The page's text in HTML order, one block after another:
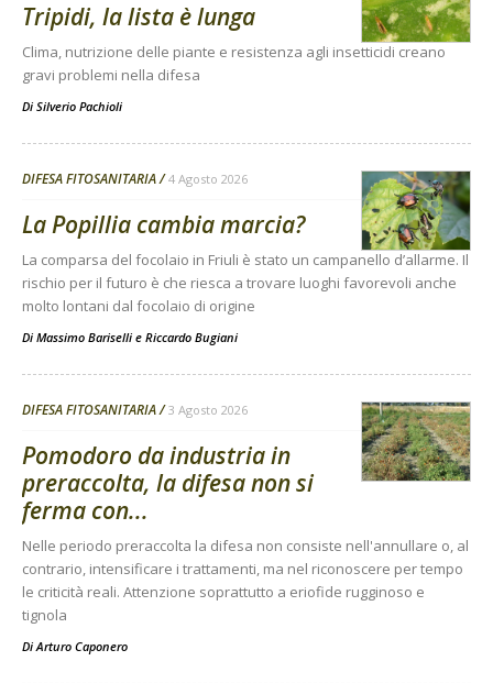
Tripidi, la lista è lunga
Clima, nutrizione delle piante e resistenza agli insetticidi creano
gravi problemi nella difesa
Di Silverio Pachioli
DIFESA FITOSANITARIA 4 Agosto 2026
La Popillia cambia marcia?
La comparsa del focolaio in Friuli è stato un campanello d’allarme. Il
rischio per il futuro è che riesca a trovare luoghi favorevoli anche
molto lontani dal focolaio di origine
Di Massimo Bariselli e Riccardo Bugiani
DIFESA FITOSANITARIA 3 Agosto 2026
Pomodoro da industria in
preraccolta, la difesa non si
ferma con...
Nelle periodo preraccolta la difesa non consiste nell'annullare o, al
contrario, intensificare i trattamenti, ma nel riconoscere per tempo
le criticità reali. Attenzione soprattutto a eriofide rugginoso e
tignola
DiArturo Caponero